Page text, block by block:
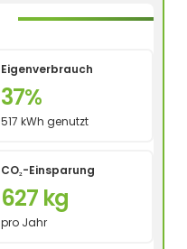
Eigenverbrauch
37%
517 kWh genutzt
CO₂-Einsparung
627 kg
pro Jahr